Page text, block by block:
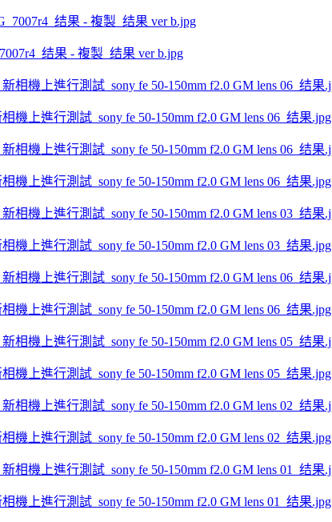
结果 - 複製_结果 ver b.jpg
機上進行測試_sony fe 50-150mm f2.0 GM lens 06_结果.jpg
機上進行測試_sony fe 50-150mm f2.0 GM lens 06_结果.jpg
機上進行測試_sony fe 50-150mm f2.0 GM lens 03_结果.jpg
機上進行測試_sony fe 50-150mm f2.0 GM lens 06_结果.jpg
機上進行測試_sony fe 50-150mm f2.0 GM lens 05_结果.jpg
機上進行測試_sony fe 50-150mm f2.0 GM lens 02_结果.jpg
機上進行測試_sony fe 50-150mm f2.0 GM lens 01_结果.jpg